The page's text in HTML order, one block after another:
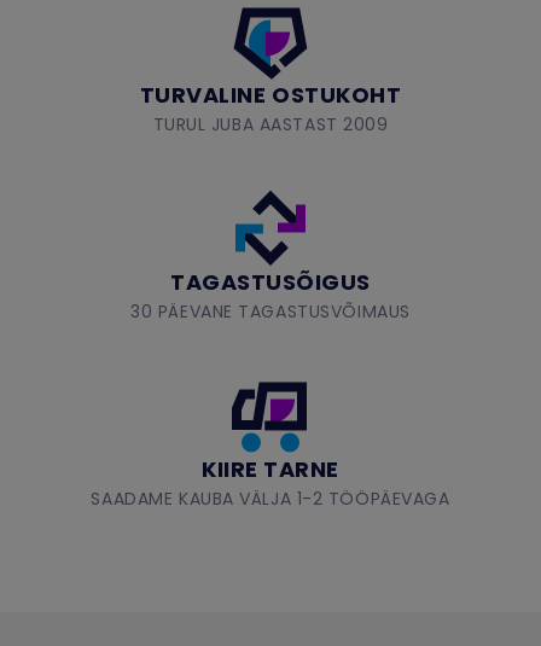
TURVALINE OSTUKOHT
TURUL JUBA AASTAST 2009
TAGASTUSÕIGUS
30 PÄEVANE TAGASTUSVÕIMAUS
KIIRE TARNE
SAADAME KAUBA VÄLJA 1-2 TÖÖPÄEVAGA